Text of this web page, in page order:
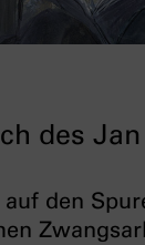
des
den